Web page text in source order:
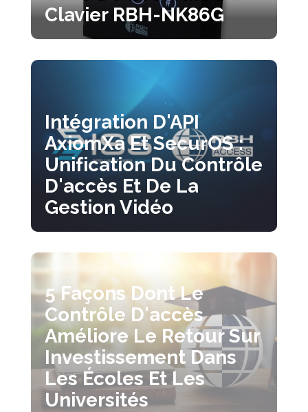
Clavier RBH-NK86G
Intégration D'API
AxiomXa Et SecurOS :
Unification Du Contrôle
D'accès Et De La
Gestion Vidéo
5 Façons Dont Le
Contrôle D'accès
Améliore Le Retour Sur
Investissement Dans
Les Écoles Et Les
Universités